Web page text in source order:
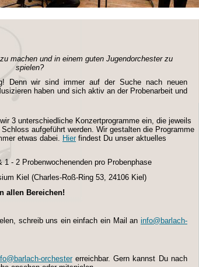
machen und in einem guten Jugendorchester zu
spielen?
Denn wir sind immer auf der Suche nach neuen
haben und sich aktiv an der Probenarbeit und
3 unterschiedliche Konzertprogramme ein, die jeweils
aufgeführt werden. Wir gestalten die Programme
etwas dabei. Hierfindest Du unser aktuelles
1 - 2 Probenwochenenden pro Probenphase
Kiel (Charles-Roß-Ring 53, 24106 Kiel)
allen Bereichen!
schreib uns ein einfach ein Mail an info@barlach-
orchestererreichbar. Gern kannst Du nach